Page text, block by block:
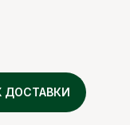
ДОСТАВКИ